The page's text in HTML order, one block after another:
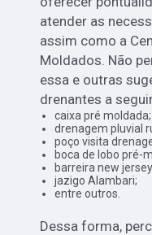
atender as
assim como a
Moldados. Não
essa e outras
drenantes a
caixa pré moldada;
drenagem pluvial
poço visita
boca de lobo pré-
barreira new
jazigo Alambari;
entre outros.
Dessa forma,